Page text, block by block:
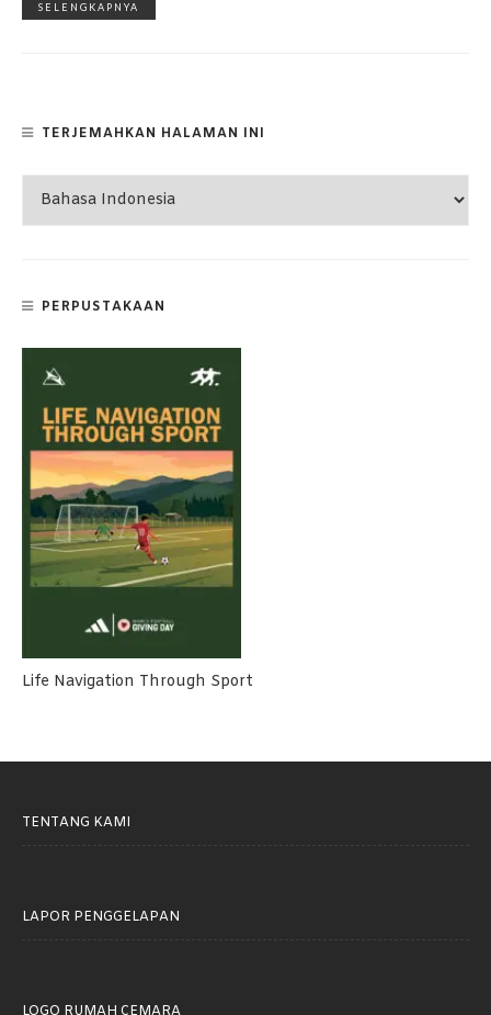
SELENGKAPNYA
TERJEMAHKAN HALAMAN INI
PERPUSTAKAAN
Life Navigation Through Sport
TENTANG KAMI
LAPOR PENGGELAPAN